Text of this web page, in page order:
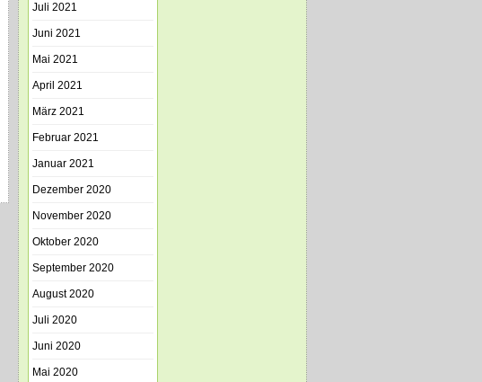
Juli 2021
Juni 2021
Mai 2021
April 2021
März 2021
Februar 2021
Januar 2021
Dezember 2020
November 2020
Oktober 2020
September 2020
August 2020
Juli 2020
Juni 2020
Mai 2020